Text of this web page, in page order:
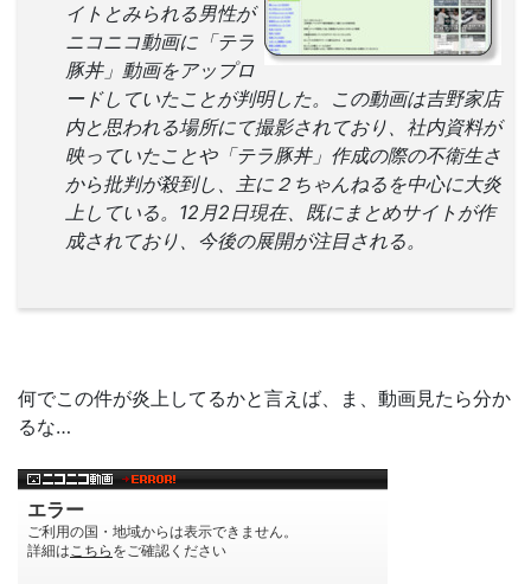
イトとみられる男性が
ニコニコ動画に「テラ
豚丼」動画をアップロ
ードしていたことが判明した。この動画は吉野家店
内と思われる場所にて撮影されており、社内資料が
映っていたことや「テラ豚丼」作成の際の不衛生さ
から批判が殺到し、主に２ちゃんねるを中心に大炎
上している。12月2日現在、既にまとめサイトが作
成されており、今後の展開が注目される。
何でこの件が炎上してるかと言えば、ま、動画見たら分か
るな…